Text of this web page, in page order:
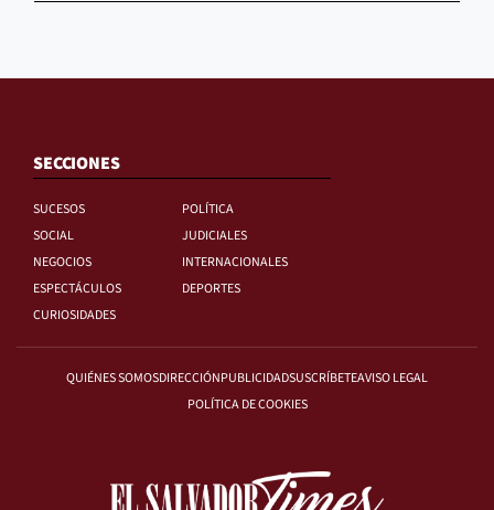
SECCIONES
SUCESOS
POLÍTICA
SOCIAL
JUDICIALES
NEGOCIOS
INTERNACIONALES
ESPECTÁCULOS
DEPORTES
CURIOSIDADES
QUIÉNES SOMOSDIRECCIÓNPUBLICIDADSUSCRÍBETEAVISO LEGAL
POLÍTICA DE COOKIES